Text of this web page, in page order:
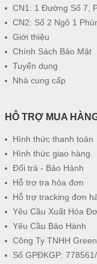
CN1: 1 Đường Số 7,
CN2: Số 2 Ngõ 1
Giới thiệu
Chính Sách Bảo Mật
Tuyển dụng
Nhà cung cấp
HỖ TRỢ MUA
Hình thức thanh toán
Hình thức giao hàng
Đổi trả - Bảo Hành
Hỗ trợ tra hóa đơn
Hỗ trợ tracking đơn
Yêu Cầu Xuất Hóa
Yêu Cầu Bảo Hành
Công Ty TNHH
Số GPĐKGP: